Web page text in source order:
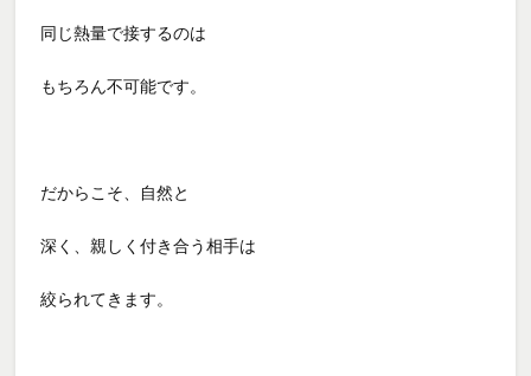
同じ熱量で接するのは
もちろん不可能です。
だからこそ、自然と
深く、親しく付き合う相手は
絞られてきます。